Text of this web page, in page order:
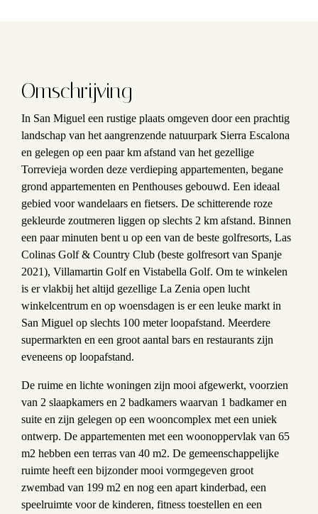
Omschrijving
In San Miguel een rustige plaats omgeven door een prachtig
landschap van het aangrenzende natuurpark Sierra Escalona
en gelegen op een paar km afstand van het gezellige
Torrevieja worden deze verdieping appartementen, begane
grond appartementen en Penthouses gebouwd. Een ideaal
gebied voor wandelaars en fietsers. De schitterende roze
gekleurde zoutmeren liggen op slechts 2 km afstand. Binnen
een paar minuten bent u op een van de beste golfresorts, Las
Colinas Golf & Country Club (beste golfresort van Spanje
2021), Villamartin Golf en Vistabella Golf. Om te winkelen
is er vlakbij het altijd gezellige La Zenia open lucht
winkelcentrum en op woensdagen is er een leuke markt in
San Miguel op slechts 100 meter loopafstand. Meerdere
supermarkten en een groot aantal bars en restaurants zijn
eveneens op loopafstand.
De ruime en lichte woningen zijn mooi afgewerkt, voorzien
van 2 slaapkamers en 2 badkamers waarvan 1 badkamer en
suite en zijn gelegen op een wooncomplex met een uniek
ontwerp. De appartementen met een woonoppervlak van 65
m2 hebben een terras van 40 m2. De gemeenschappelijke
ruimte heeft een bijzonder mooi vormgegeven groot
zwembad van 199 m2 en nog een apart kinderbad, een
speelruimte voor de kinderen, fitness toestellen en een